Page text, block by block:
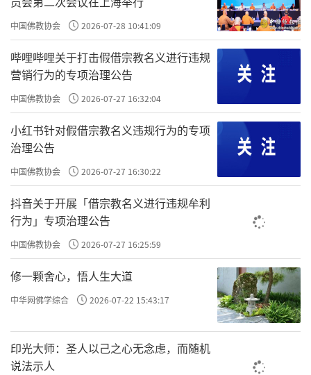
中国佛教协会 2026-07-28 10:41:09
哔哩哔哩关于打击假借宗教名义进行违规
营销行为的专项治理公告
中国佛教协会 2026-07-27 16:32:04
小红书针对假借宗教名义违规行为的专项
治理公告
中国佛教协会 2026-07-27 16:30:22
抖音关于开展「借宗教名义进行违规牟利
行为」专项治理公告
中国佛教协会 2026-07-27 16:25:59
修一颗舍心，悟人生大道
中华网佛学综合 2026-07-22 15:43:17
印光大师：圣人以己之心无念虑，而随机
说法示人